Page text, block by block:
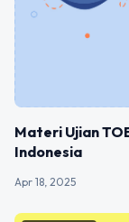
Materi Ujian
Indonesia
Apr 18, 2025